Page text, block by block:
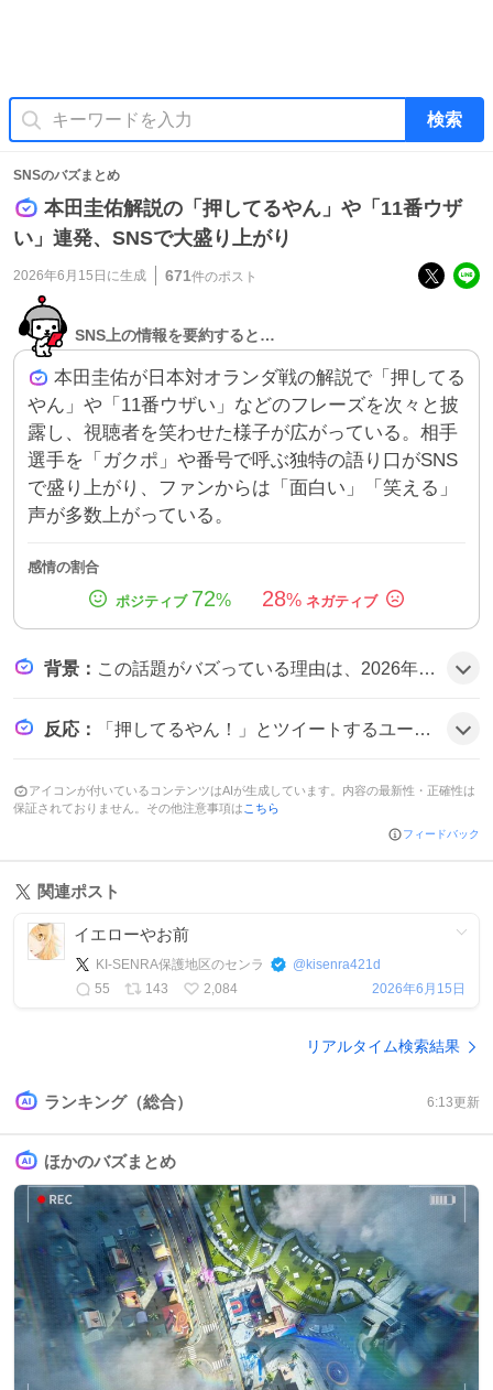
検索
SNSのバズまとめ
本田圭佑解説の「押してるやん」や「11番ウザ
い」連発、SNSで大盛り上がり
2026年6月15日 に生成 671件のポスト
SNS上の情報を要約すると…
本田圭佑が日本対オランダ戦の解説で「押してる
やん」や「11番ウザい」などのフレーズを次々と披
露し、視聴者を笑わせた様子が広がっている。相手
選手を「ガクポ」や番号で呼ぶ独特の語り口がSNS
で盛り上がり、ファンからは「面白い」「笑える」
声が多数上がっている。
感情の割合
72% 28%
背景 ： この話題がバズっている理由は、2026年FIFAワールドカップ日本対オランダ戦の生中継で本田圭佑がユニークな実況を展開し、視聴者がその言い回しを真似したり共有したことがきっかけで、SNS上で拡散された可能性がある。
反応 ： 「押してるやん！」とツイートするユーザーが多く、「11番ウザい」や「ガクポ、1にガクポ、2にガクポ」などのフレーズも引用され、全体的に笑いと親しみを込めたコメントが目立つ。投稿は「面白すぎる」「本田さん最高」などポジティブな雰囲気だ。
アイコンが付いているコンテンツはAIが生成しています。内容の最新性・正確性は
保証されておりません。その他注意事項は こちら
フィードバック
関連ポスト
イエローやお前
KI-SENRA保護地区のセンラ @ kisenra421d
55
143 2,084 2026年6月15日
リアルタイム検索結果
ランキング（総合） 6:13更新
ほかのバズまとめ